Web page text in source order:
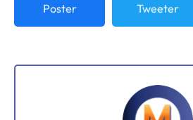
Poster Tweeter